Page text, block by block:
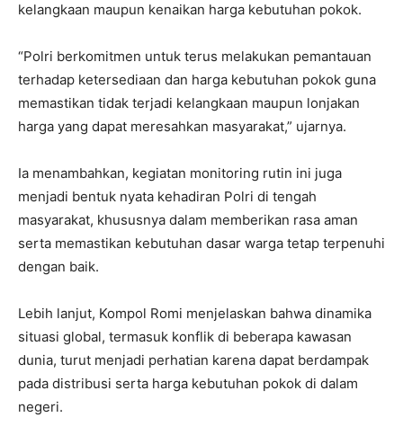
kelangkaan maupun kenaikan harga kebutuhan pokok.
“Polri berkomitmen untuk terus melakukan pemantauan
terhadap ketersediaan dan harga kebutuhan pokok guna
memastikan tidak terjadi kelangkaan maupun lonjakan
harga yang dapat meresahkan masyarakat,” ujarnya.
Ia menambahkan, kegiatan monitoring rutin ini juga
menjadi bentuk nyata kehadiran Polri di tengah
masyarakat, khususnya dalam memberikan rasa aman
serta memastikan kebutuhan dasar warga tetap terpenuhi
dengan baik.
Lebih lanjut, Kompol Romi menjelaskan bahwa dinamika
situasi global, termasuk konflik di beberapa kawasan
dunia, turut menjadi perhatian karena dapat berdampak
pada distribusi serta harga kebutuhan pokok di dalam
negeri.